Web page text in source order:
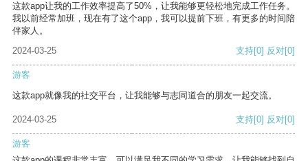
这款app让我的工作效率提高了50%，让我能够更轻松地完成工作任务。
我以前经常加班，现在有了这个app，我可以提前下班，有更多的时间陪
伴家人。
2024-03-25
支持[0] 反对[0]
游客
这款app就像我的社交平台，让我能够与志同道合的朋友一起交流。
2024-03-25 支持[0] 反对[0]
游客